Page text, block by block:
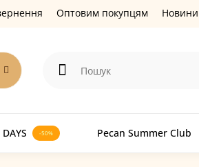
Оптовим покупцям Новини
-50% Pecan Summer Club